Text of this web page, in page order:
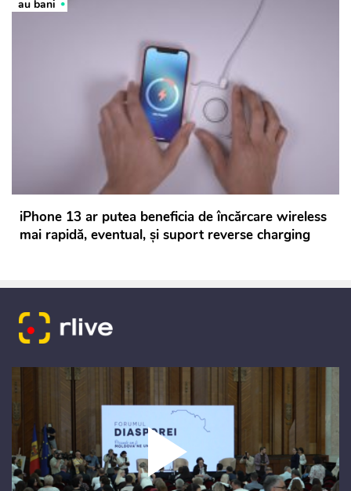
au bani
iPhone 13 ar putea beneficia de încărcare wireless
mai rapidă, eventual, și suport reverse charging